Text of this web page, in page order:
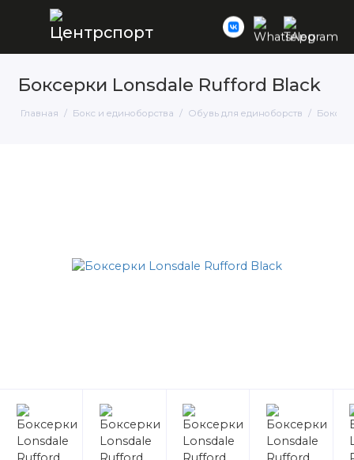
Боксерки Lonsdale Rufford Black
Главная Бокс и единоборства Обувь для единоборств